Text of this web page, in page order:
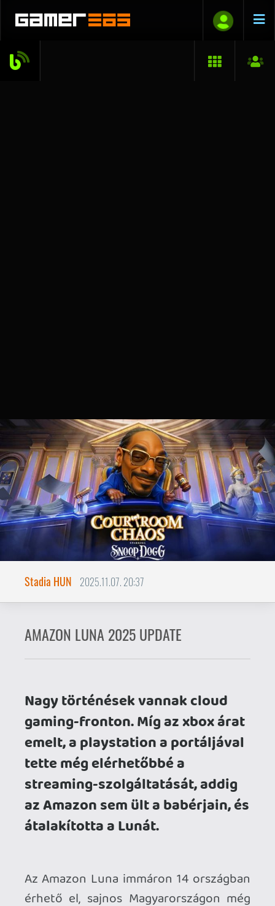
Stadia HUN 2025.11.07. 20:37
AMAZON LUNA 2025 UPDATE
Nagy történések vannak cloud
gaming-fronton. Míg az xbox árat
emelt, a playstation a portáljával
tette még elérhetőbbé a
átalakította a Lunát.
mindig nem. Az én régiómban
szerencsére jelen vannak, így szeretnék
beszámolni az aktuális állapotokról,
ugyanis az elmúlt időszakban voltak
változások rendesen! Elöljáróban, az
előfizetési tier-ek megmaradtak, csak a
tartalmuk lett jelentősen felturbózva.
Luna Standard: a Prime
előfizetéshez (9,99 EUR)
Luna Premium: standalone Luna
előfizetés (9,99) fullos Luna
könyvtárral